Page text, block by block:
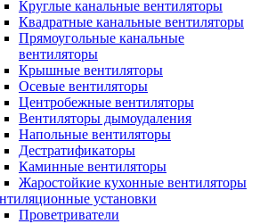
Круглые канальные вентиляторы
Квадратные канальные вентиляторы
Прямоугольные канальные
вентиляторы
Крышные вентиляторы
Осевые вентиляторы
Центробежные вентиляторы
Вентиляторы дымоудаления
Напольные вентиляторы
Дестратификаторы
Каминные вентиляторы
Жаростойкие кухонные вентиляторы
установки
Проветриватели